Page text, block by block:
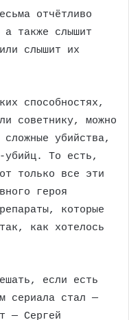
отчётливо
а также слышит
слышит их
способностях,
советнику, можно
убийства,
убийц. То есть,
только все эти
героя
которые
как хотелось
если есть
сериала стал —
— Сергей